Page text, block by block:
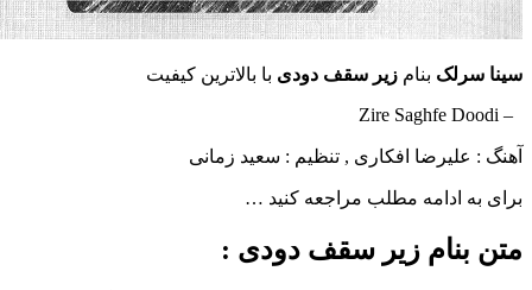
بنامزیر سقف دودیبا بالاترین کیفیت
افکاری , تنظیم : سعید زمانی
ادامه مطلب مراجعه کنید …
زیر سقف دودی :